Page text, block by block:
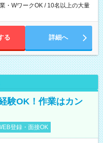
・WワークOK / 10名以上の大量
る 詳細へ
験OK！作業はカン
登録・面接OK